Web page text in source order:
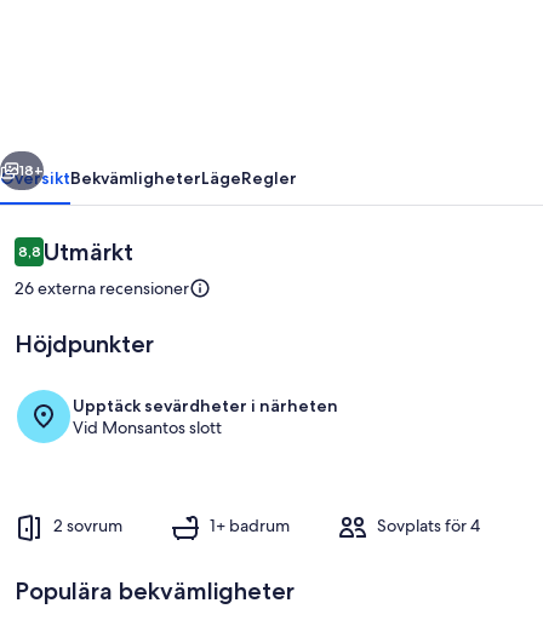
Nästa
18+
ÖversiktBekvämligheterLägeRegler
Recensioner
8,88,8 av 10,
Utmärkt
26 externa recensioner
Höjdpunkter
Upptäck sevärdheter i närheten
Vid Monsantos slott
2 sovrum 1+ badrum Sovplats för 4
Populära bekvämligheter